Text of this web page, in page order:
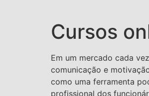
Cursos
Em um mercado cada
comunicação e
como uma ferramenta
profissional dos